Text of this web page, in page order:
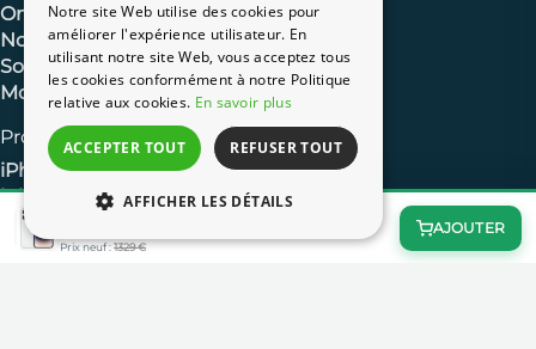
Apple iPhone 14 Pro 5G 128 Go Argent
Prix neuf :1329 €
AJOUTER
Produits Apple
iPhone 13
iPhone 11
iPhone XR
iPhone 8
OnePlus
Nokia
Sony
Motorola
Notre site Web utilise des cookies pour
améliorer l'expérience utilisateur. En
utilisant notre site Web, vous acceptez tous
les cookies conformément à notre Politique
relative aux cookies. En savoir plus
ACCEPTER TOUT REFUSER TOUT
AFFICHER LES DÉTAILS